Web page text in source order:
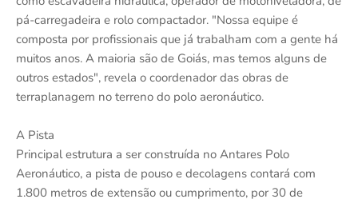
pá-carregadeira e rolo compactador. "Nossa equipe é
composta por profissionais que já trabalham com a gente há
muitos anos. A maioria são de Goiás, mas temos alguns de
outros estados", revela o coordenador das obras de
terraplanagem no terreno do polo aeronáutico.
A Pista
Principal estrutura a ser construída no Antares Polo
Aeronáutico, a pista de pouso e decolagens contará com
1.800 metros de extensão ou cumprimento, por 30 de